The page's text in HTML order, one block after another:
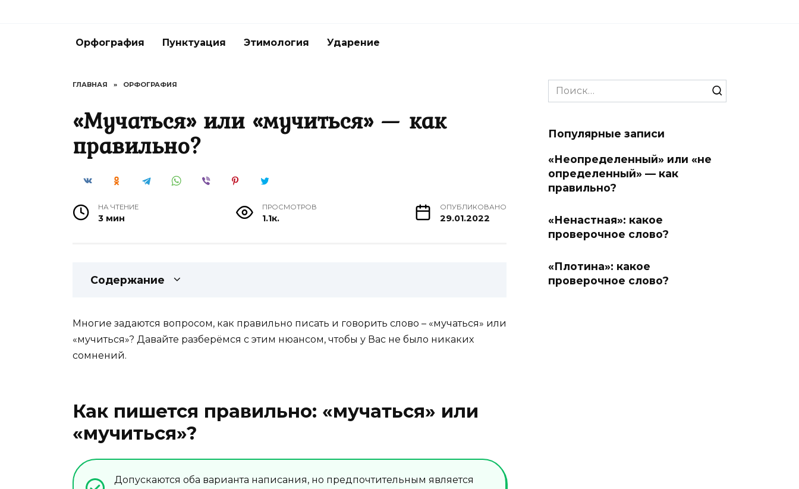
Орфография Пунктуация Этимология Ударение
ГЛАВНАЯ » ОРФОГРАФИЯ
«Мучаться» или «мучиться» — как
правильно?
НА ЧТЕНИЕ
3 мин
ПРОСМОТРОВ
1.1к.
ОПУБЛИКОВАНО
29.01.2022
Содержание
Многие задаются вопросом, как правильно писать и говорить слово – «мучаться» или
«мучиться»? Давайте разберёмся с этим нюансом, чтобы у Вас не было никаких
сомнений.
Как пишется правильно: «мучаться» или
«мучиться»?
Допускаются оба варианта написания, но предпочтительным является
Search
for:
Популярные записи
«Неопределенный» или «не
определенный» — как
правильно?
«Ненастная»: какое
проверочное слово?
«Плотина»: какое
проверочное слово?